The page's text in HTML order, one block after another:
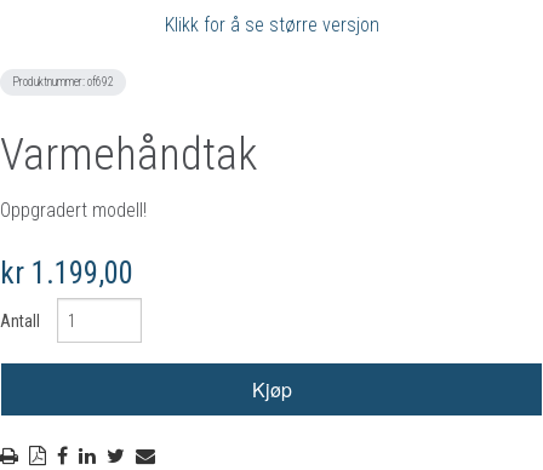
Klikk for å se større versjon
Produktnummer:of692
Varmehåndtak
Oppgradert modell!
kr 1.199,00
Antall